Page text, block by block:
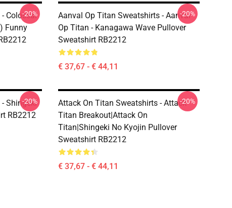
Colossal
Funny
-20%
Aanval Op Titan Sweatshirts - Aanval
Op Titan - Kanagawa Wave Pullover
Sweatshirt RB2212
€ 37,67 - € 44,11
-20%
Shingeki
RB2212
-20%
Attack On Titan Sweatshirts - Attack
Titan Breakout|Attack On
Titan|shingeki No Kyojin Pullover
Sweatshirt RB2212
€ 37,67 - € 44,11
-20%